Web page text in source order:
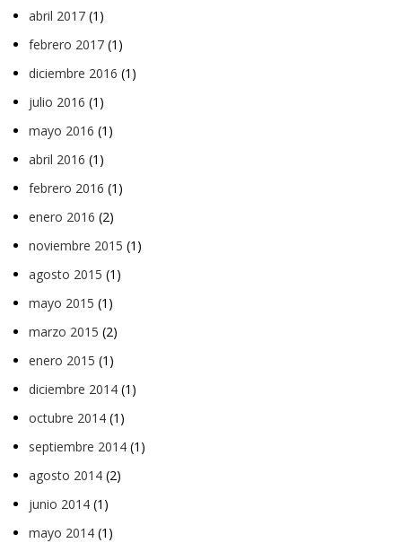
abril 2017 (1)
febrero 2017 (1)
diciembre 2016 (1)
julio 2016 (1)
mayo 2016 (1)
abril 2016 (1)
febrero 2016 (1)
enero 2016 (2)
noviembre 2015 (1)
agosto 2015 (1)
mayo 2015 (1)
marzo 2015 (2)
enero 2015 (1)
diciembre 2014 (1)
octubre 2014 (1)
septiembre 2014 (1)
agosto 2014 (2)
junio 2014 (1)
mayo 2014 (1)